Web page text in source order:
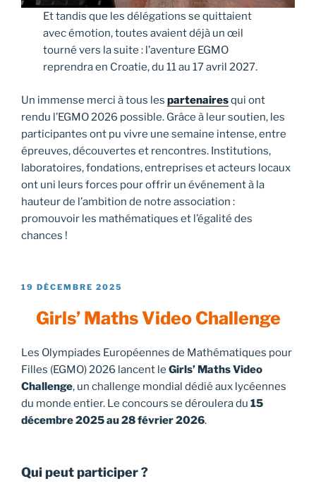
Et tandis que les délégations se quittaient
avec émotion, toutes avaient déjà un œil
tourné vers la suite : l’aventure EGMO
reprendra en Croatie, du 11 au 17 avril 2027.
Un immense merci à tous les partenairesqui ont
rendu l’EGMO 2026 possible. Grâce à leur soutien, les
participantes ont pu vivre une semaine intense, entre
épreuves, découvertes et rencontres. Institutions,
laboratoires, fondations, entreprises et acteurs locaux
ont uni leurs forces pour offrir un événement à la
hauteur de l’ambition de notre association :
promouvoir les mathématiques et l’égalité des
chances !
PUBLIÉ
19 DÉCEMBRE 2025
Girls’ Maths Video Challenge
Les Olympiades Européennes de Mathématiques pour
Filles (EGMO) 2026 lancent le Girls’ Maths Video
Challenge, un challenge mondial dédié aux lycéennes
du monde entier. Le concours se déroulera du 15
décembre 2025 au 28 février 2026.
Qui peut participer ?